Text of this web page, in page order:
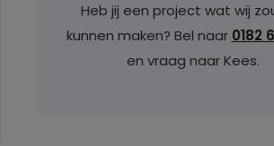
Heb jij een project wat wij
kunnen maken? Bel naar 0182
en vraag naar Kees.